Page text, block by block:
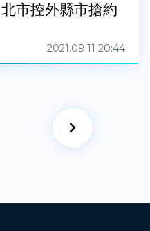
市控外縣市搶約
2021.09.11 20:44